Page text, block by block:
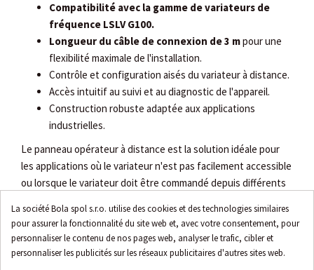
La société Bola spol s.r.o. utilise des cookies et des technologies similaires
pour assurer la fonctionnalité du site web et, avec votre consentement, pour
personnaliser le contenu de nos pages web, analyser le trafic, cibler et
personnaliser les publicités sur les réseaux publicitaires d'autres sites web.
Compatibilité avec la gamme de variateurs de
fréquence LSLV G100.
Longueur du câble de connexion de 3 mpour une
flexibilité maximale de l'installation.
Contrôle et configuration aisés du variateur à distance.
Accès intuitif au suivi et au diagnostic de l'appareil.
Construction robuste adaptée aux applications
industrielles.
Le panneau opérateur à distance est la solution idéale pour
les applications où le variateur n'est pas facilement accessible
ou lorsque le variateur doit être commandé depuis différents
aux utilisateurs d'augmenter efficacement la productivité et
de réduire le temps nécessaire pour la maintenance et la
configuration du système.